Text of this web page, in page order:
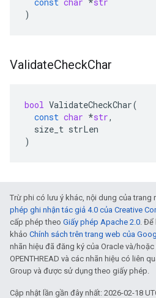
)
ValidateCheckChar
bool ValidateCheckChar(
const char *str,
size_t strLen
)
Trừ phi có lưu ý khác, nội dung của trang
phép ghi nhận tác giả 4.0 của Creative
cấp phép theo Giấy phép Apache 2.0. Để
khảo Chính sách trên trang web của
nhãn hiệu đã đăng ký của Oracle và/
OPENTHREAD và các nhãn hiệu có liên
Group và được sử dụng theo giấy phép.
Cập nhật lần gần đây nhất: 2026-02-18